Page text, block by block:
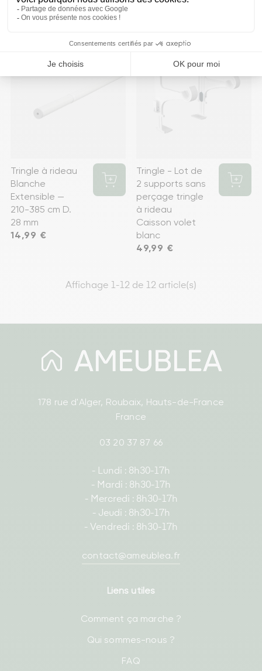
favorite
Tringle à rideau
Blanche
Extensible —
210-385 cm D.
28 mm
Prix
14,99 €
Tringle - Lot de
2 supports sans
perçage tringle
à rideau
Caisson volet
blanc
Prix
49,99 €
Affichage 1-12 de 12 article(s)
178 rue d'Alger, Roubaix, Hauts-de-France
France
03 20 37 87 66
- Lundi : 8h30-17h
- Mardi : 8h30-17h
- Mercredi : 8h30-17h
- Jeudi : 8h30-17h
- Vendredi : 8h30-17h
contact@ameublea.fr
Liens utiles
Comment ça marche ?
Qui sommes-nous ?
FAQ